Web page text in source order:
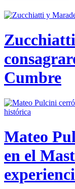
Cumbre
Mateo
en el